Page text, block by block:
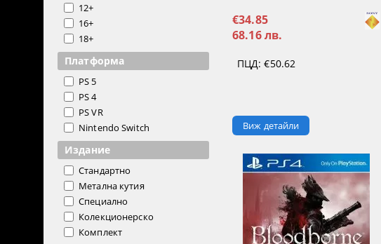
12+
16+
18+
Платформа
PS 5
PS 4
PS VR
Nintendo Switch
Издание
Стандартно
Метална кутия
Специално
Колекционерско
Комплект
€34.85
68.16 лв.
ПЦД: €50.62
Виж детайли